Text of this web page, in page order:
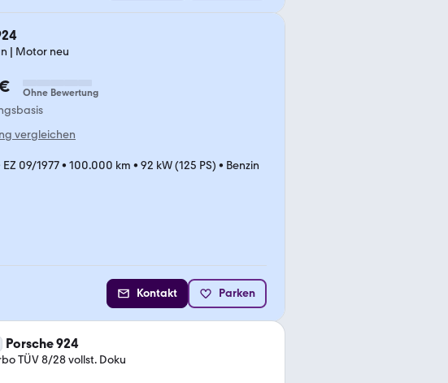
| Motor neu
Ohne Bewertung
vergleichen
EZ 09/1977• 100.000 km • 92 kW (125 PS) • Benzin
Kontakt Parken
Porsche 924
TÜV 8/28 vollst. Doku